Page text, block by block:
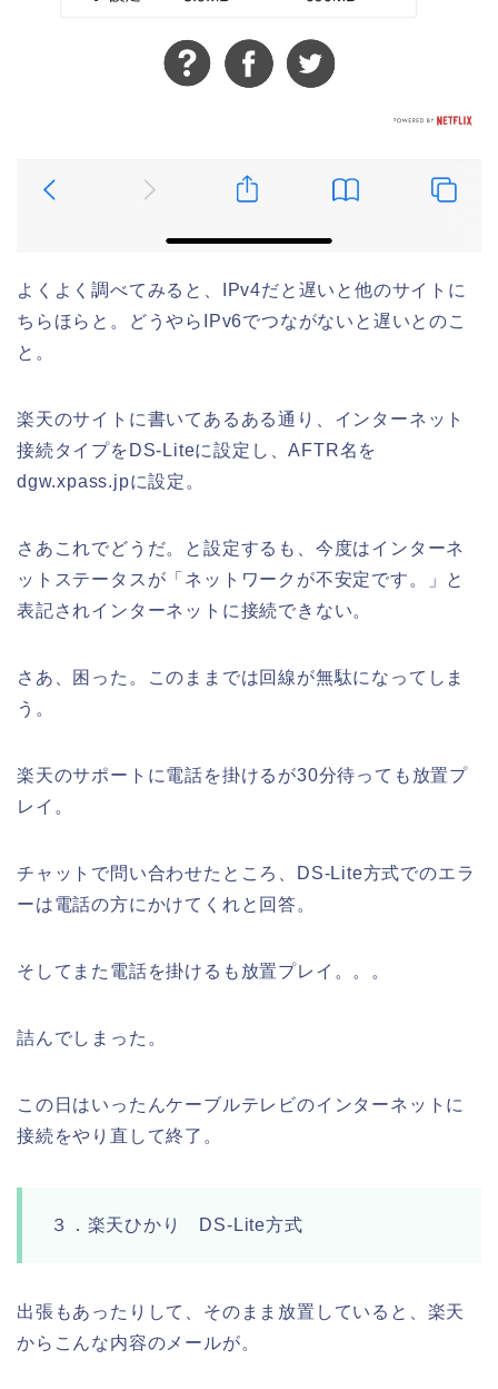
よくよく調べてみると、IPv4だと遅いと他のサイトに
ちらほらと。どうやらIPv6でつながないと遅いとのこ
と。
楽天のサイトに書いてあるある通り、インターネット
接続タイプをDS-Liteに設定し、AFTR名を
dgw.xpass.jpに設定。
さあこれでどうだ。と設定するも、今度はインターネ
ットステータスが「ネットワークが不安定です。」と
表記されインターネットに接続できない。
さあ、困った。このままでは回線が無駄になってしま
う。
楽天のサポートに電話を掛けるが30分待っても放置プ
レイ。
チャットで問い合わせたところ、DS-Lite方式でのエラ
ーは電話の方にかけてくれと回答。
そしてまた電話を掛けるも放置プレイ。。。
詰んでしまった。
この日はいったんケーブルテレビのインターネットに
接続をやり直して終了。
３．楽天ひかり DS-Lite方式
出張もあったりして、そのまま放置していると、楽天
からこんな内容のメールが。